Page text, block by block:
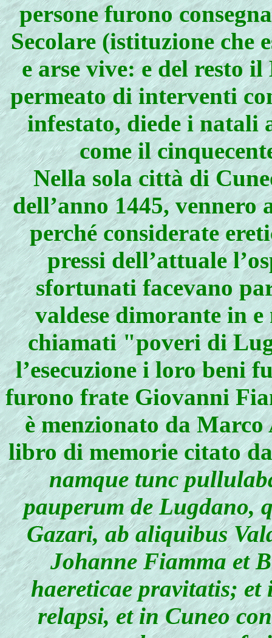
persone furono
Secolare (istituzione che
e arse vive: e del resto il
permeato di interventi
infestato, diede i
come il
Nella sola città di
dell’anno 1445, vennero
perché considerate
pressi dell’attuale
sfortunati facevano
valdese dimorante in
chiamati "poveri di
l’esecuzione i loro beni
furono frate Giovanni
è menzionato da
libro di memorie citato
namque tunc
pauperum de Lugdano,
Gazari, ab aliquibus
Johanne Fiamma et
haereticae pravitatis;
relapsi, et in Cuneo